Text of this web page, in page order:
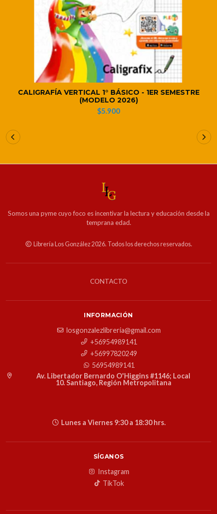
CALIGRAFÍA VERTICAL 1° BÁSICO - 1ER SEMESTRE
(MODELO 2026)
$5.900
Somos una pyme cuyo foco es incentivar la lectura y educación desde la
temprana edad.
Librería Los González 2026. Todos los derechos reservados.
CONTACTO
INFORMACIÓN
losgonzalezlibreria@gmail.com
+56954989141
+56997820249
56954989141
Av. Libertador Bernardo O'Higgins #1146; Local
10. Santiago, Región Metropolitana
Lunes a Viernes 9:30 a 18:30 hrs.
SÍGANOS
Instagram
TikTok